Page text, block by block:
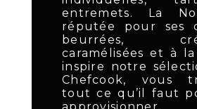
entremets. La
réputée pour ses
beurrées,
caramélisées et à
inspire notre
Chefcook, vous
tout ce qu’il faut